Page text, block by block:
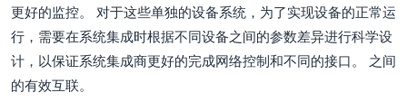
更好的监控。 对于这些单独的设备系统，为了实现设备的正常运
行，需要在系统集成时根据不同设备之间的参数差异进行科学设
计，以保证系统集成商更好的完成网络控制和不同的接口。 之间
的有效互联。